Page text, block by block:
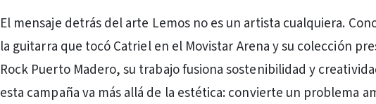
El mensaje detrás del arte Lemos no es un artista cualquiera.
la guitarra que tocó Catriel en el Movistar Arena y su colección
Rock Puerto Madero, su trabajo fusiona sostenibilidad y
esta campaña va más allá de la estética: convierte un problema